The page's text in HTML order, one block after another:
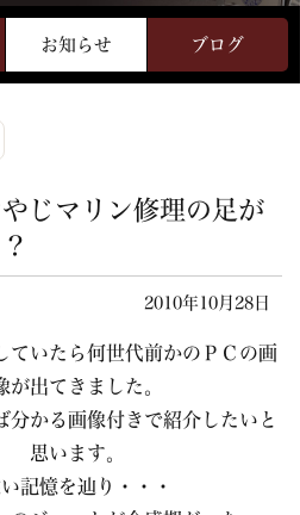
お知らせ ブログ
じマリン修理の足が
2010年10月28日
ていたら何世代前かのＰＣの画
が出てきました。
分かる画像付きで紹介したいと
思います。
記憶を辿り・・・